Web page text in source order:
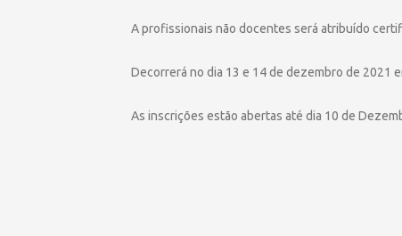
A profissionais não docentes será atribuído
Decorrerá no dia 13 e 14 de dezembro de 2021
As inscrições estão abertas até dia 10 de